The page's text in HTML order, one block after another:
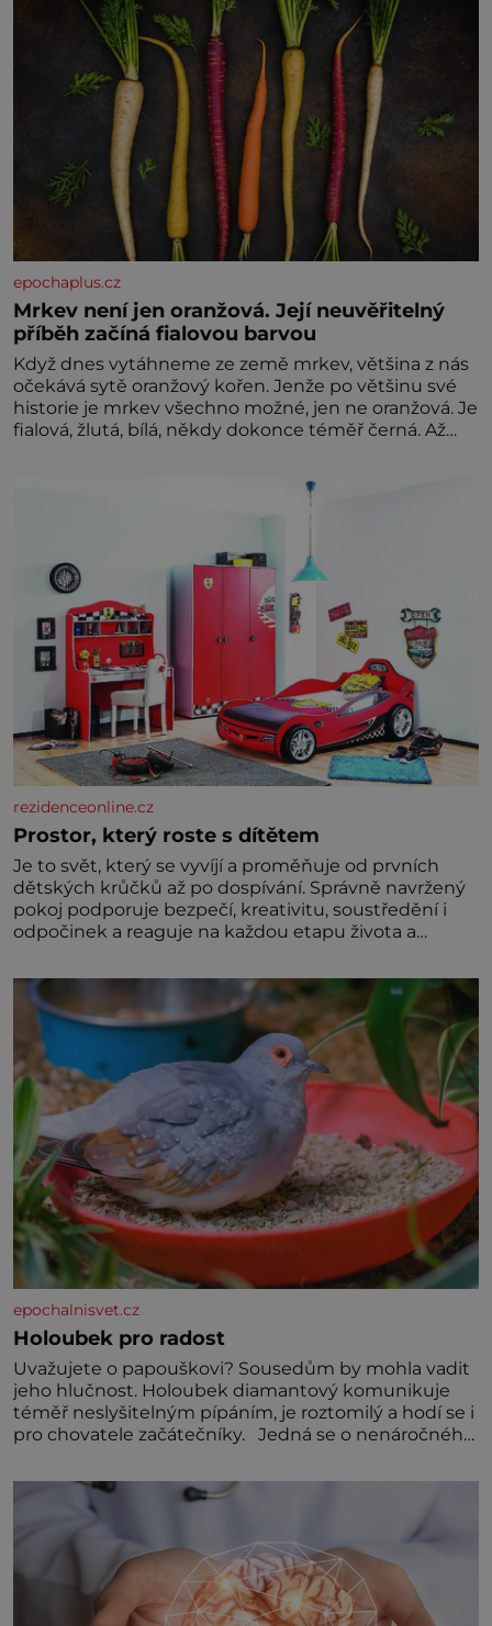
epochaplus.cz
Mrkev není jen oranžová. Její neuvěřitelný
příběh začíná fialovou barvou
Když dnes vytáhneme ze země mrkev, většina z nás
očekává sytě oranžový kořen. Jenže po většinu své
historie je mrkev všechno možné, jen ne oranžová. Je
fialová, žlutá, bílá, někdy dokonce téměř černá. Až
nedokážeme představit. Její příběh je
rezidenceonline.cz
Prostor, který roste s dítětem
Je to svět, který se vyvíjí a proměňuje od prvních
dětských krůčků až po dospívání. Správně navržený
pokoj podporuje bezpečí, kreativitu, soustředění i
odpočinek a reaguje na každou etapu života a
jednoduchost, měkkost a bezpečí, proto by pokoj
miminka měl působit především klidně a útulně.
Předškolní věk je
epochalnisvet.cz
Holoubek pro radost
Uvažujete o papouškovi? Sousedům by mohla vadit
jeho hlučnost. Holoubek diamantový komunikuje
téměř neslyšitelným pípáním, je roztomilý a hodí se i
pro chovatele začátečníky. Jedná se o nenáročného
Hodně času tráví na zemi, kde sbírá zbytky semínek
Jeho domovinou je prakticky celá Austrálie s
výjimkou pobřežní oblasti.